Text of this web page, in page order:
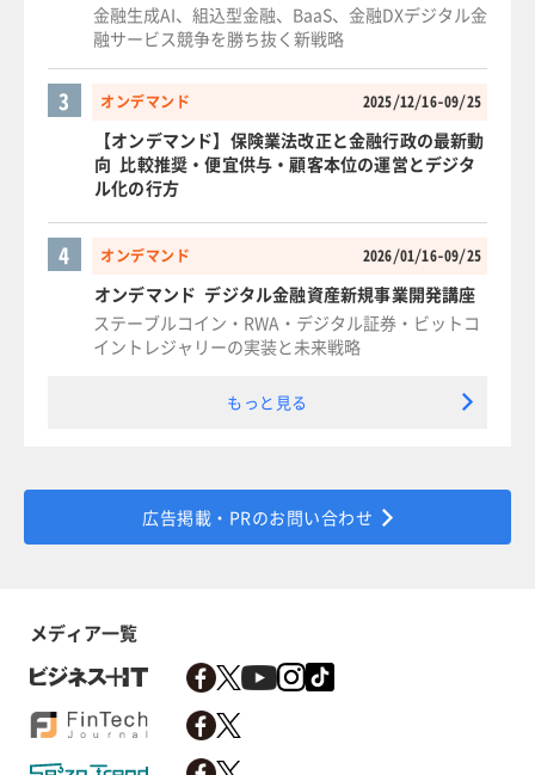
金融生成AI、組込型金融、BaaS、金融DXデジタル金
融サービス競争を勝ち抜く新戦略
オンデマンド 2025/12/16-09/25
3
【オンデマンド】保険業法改正と金融行政の最新動
向 比較推奨・便宜供与・顧客本位の運営とデジタ
ル化の行方
オンデマンド 2026/01/16-09/25
4
オンデマンド デジタル金融資産新規事業開発講座
ステーブルコイン・RWA・デジタル証券・ビットコ
イントレジャリーの実装と未来戦略
もっと見る
広告掲載・PRのお問い合わせ
メディア一覧